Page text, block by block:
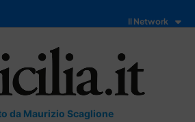
Il Network
da Maurizio Scaglione